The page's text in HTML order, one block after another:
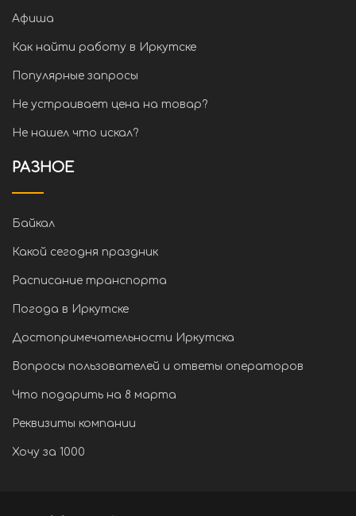
Афиша
Как найти работу в Иркутске
Популярные запросы
Не устраивает цена на товар?
Не нашел что искал?
РАЗНОЕ
Байкал
Какой сегодня праздник
Расписание транспорта
Погода в Иркутске
Достопримечательности Иркутска
Вопросы пользователей и ответы операторов
Что подарить на 8 марта
Реквизиты компании
Хочу за 1000